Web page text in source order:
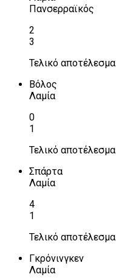
Πανσερραϊκός
2
3
Τελικό αποτέλεσμα
Βόλος
Λαμία
0
1
Τελικό αποτέλεσμα
Σπάρτα
Λαμία
4
1
Τελικό αποτέλεσμα
Γκρόνινγκεν
Λαμία